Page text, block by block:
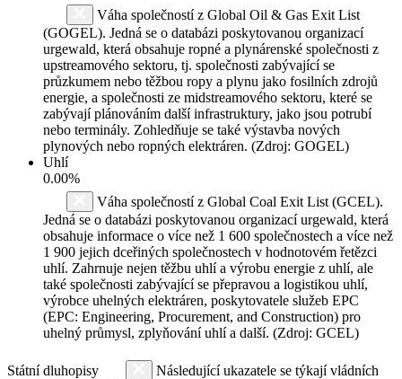
Váha společností z Global Oil & Gas Exit List
(GOGEL). Jedná se o databázi poskytovanou organizací
urgewald, která obsahuje ropné a plynárenské společnosti z
upstreamového sektoru, tj. společnosti zabývající se
průzkumem nebo těžbou ropy a plynu jako fosilních zdrojů
energie, a společnosti ze midstreamového sektoru, které se
zabývají plánováním další infrastruktury, jako jsou potrubí
nebo terminály. Zohledňuje se také výstavba nových
plynových nebo ropných elektráren. (Zdroj: GOGEL)
Uhlí
0.00%
Váha společností z Global Coal Exit List (GCEL).
Jedná se o databázi poskytovanou organizací urgewald, která
obsahuje informace o více než 1 600 společnostech a více než
1 900 jejich dceřiných společnostech v hodnotovém řetězci
uhlí. Zahrnuje nejen těžbu uhlí a výrobu energie z uhlí, ale
také společnosti zabývající se přepravou a logistikou uhlí,
výrobce uhelných elektráren, poskytovatele služeb EPC
(EPC: Engineering, Procurement, and Construction) pro
uhelný průmysl, zplyňování uhlí a další. (Zdroj: GCEL)
Státní dluhopisy
Následující ukazatele se týkají vládních